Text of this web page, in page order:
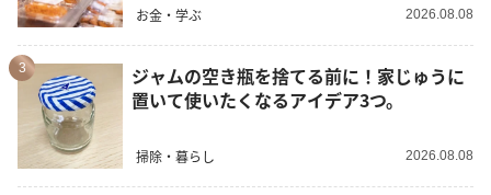
お金・学ぶ 2026.08.08
3
ジャムの空き瓶を捨てる前に！家じゅうに
置いて使いたくなるアイデア3つ。
掃除・暮らし 2026.08.08